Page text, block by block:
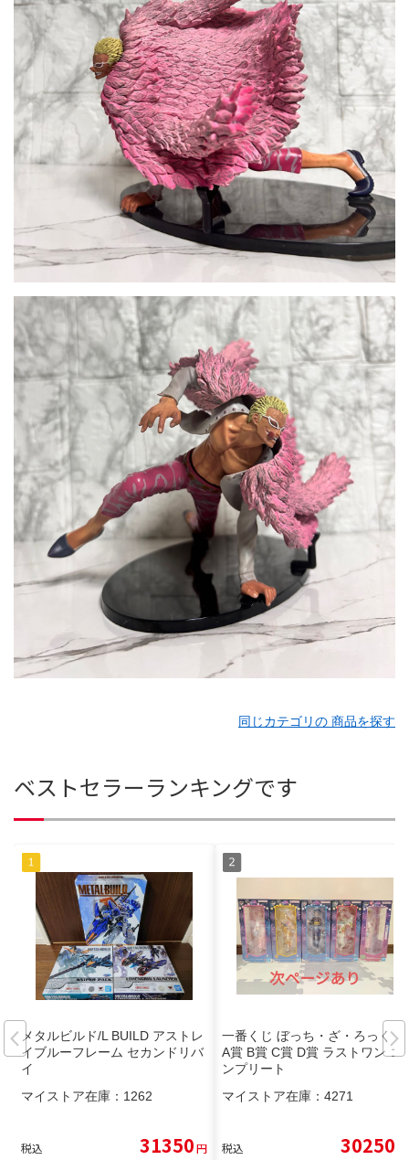
同じカテゴリの 商品を探す
ベストセラーランキングです
メタルビルド/L BUILD アストレ
イブルーフレーム セカンドリバ
イ
マイストア在庫： 1262
税込 31350円
一番くじ ぼっち・ざ・ろっく！
A賞 B賞 C賞 D賞 ラストワン コ
ンプリート
マイストア在庫： 4271
税込 30250